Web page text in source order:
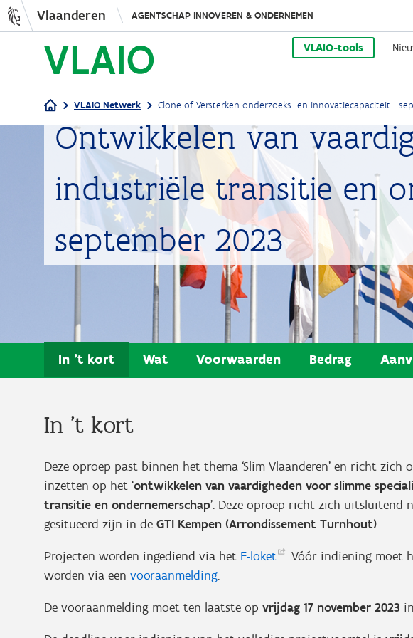
Vlaanderen AGENTSCHAP INNOVEREN & ONDERNEMEN
VLAIO-tools
Kruimelpad
VLAIO Netwerk Clone of Versterken onderzoeks- en innovatiecapaciteit -
Ontwikkelen van
industriële transitie en
september 2023
In 't kort Wat Voorwaarden Bedrag
In 't kort
Deze oproep past binnen het thema ‘Slim Vlaanderen’ en richt zich
inzetten op het ‘ontwikkelen van vaardigheden voor slimme
transitie en ondernemerschap’. Deze oproep richt zich uitsluitend
gesitueerd zijn in de GTI Kempen (Arrondissement Turnhout).
Projecten worden ingediend via het E-loket . Vóór indiening moet
worden via een vooraanmelding.
De vooraanmelding moet ten laatste op vrijdag 17 november 2023